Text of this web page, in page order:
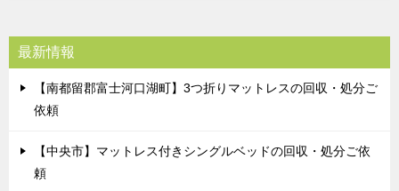
最新情報
【南都留郡富士河口湖町】3つ折りマットレスの回収・処分ご
依頼
【中央市】マットレス付きシングルベッドの回収・処分ご依
頼